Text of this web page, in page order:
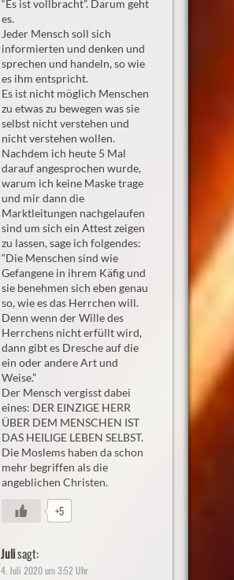
“Es ist vollbracht”. Darum geht
es.
Jeder Mensch soll sich
informierten und denken und
sprechen und handeln, so wie
es ihm entspricht.
Es ist nicht möglich Menschen
zu etwas zu bewegen was sie
selbst nicht verstehen und
nicht verstehen wollen.
Nachdem ich heute 5 Mal
darauf angesprochen wurde,
warum ich keine Maske trage
und mir dann die
Marktleitungen nachgelaufen
sind um sich ein Attest zeigen
zu lassen, sage ich folgendes:
“Die Menschen sind wie
Gefangene in ihrem Käfig und
sie benehmen sich eben genau
so, wie es das Herrchen will.
Denn wenn der Wille des
Herrchens nicht erfüllt wird,
dann gibt es Dresche auf die
ein oder andere Art und
Weise.”
Der Mensch vergisst dabei
eines: DER EINZIGE HERR
ÜBER DEM MENSCHEN IST
DAS HEILIGE LEBEN SELBST.
Die Moslems haben da schon
mehr begriffen als die
angeblichen Christen.
+5
Julisagt:
4. Juli 2020 um 3:52 Uhr